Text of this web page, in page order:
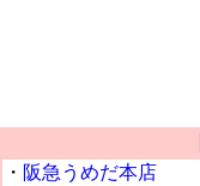
・ 阪急うめだ本店